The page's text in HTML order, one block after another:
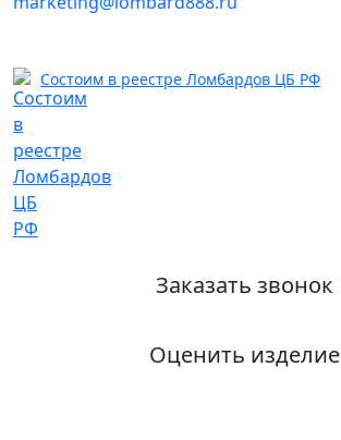
Состоим в реестре Ломбардов ЦБ РФ
Заказать звонок
Оценить изделие